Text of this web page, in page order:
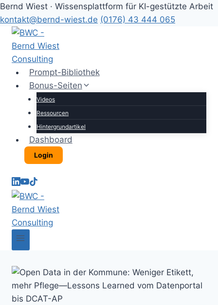
Bernd Wiest · Wissensplattform für KI-gestützte Arbeit
kontakt@bernd-wiest.de (0176) 43 444 065
Zum
Inhalt
springen
Prompt-Bibliothek
Bonus-Seiten
Videos
Ressourcen
Hintergrundartikel
Dashboard
Login